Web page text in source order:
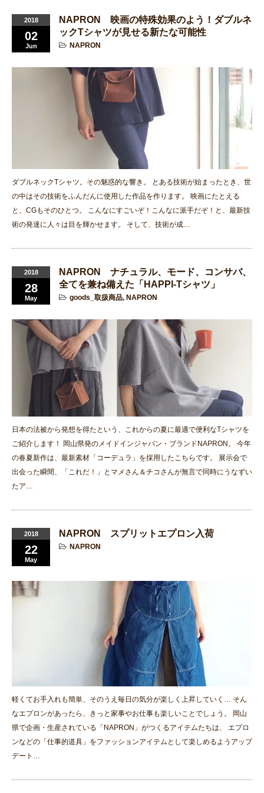
2018
02
Jun
NAPRON 映画の特殊効果のよう！ダブルネ
ックTシャツが見せる新たな可能性
NAPRON
ダブルネックTシャツ。その魅惑的な響き。 とある技術が始まったとき、世
の中はその技術をふんだんに使用した作品を作ります。 映画にたとえる
と、CGもそのひとつ。 こんなにすごいぞ！こんなに派手だぞ！と、最新技
術の発達に人々は目を輝かせます。 そして、技術が成…
2018
28
May
NAPRON ナチュラル、モード、コンサバ、
全てを兼ね備えた「HAPPI-Tシャツ」
goods_取扱商品, NAPRON
日本の法被から発想を得たという、これからの夏に最適で便利なTシャツを
ご紹介します！ 岡山県発のメイドインジャパン・ブランドNAPRON。 今年
の春夏新作は、最新素材「コーデュラ」を採用したこちらです。 展示会で
出会った瞬間、「これだ！」とマメさん＆チコさんが無言で同時にうなずい
たア…
2018
22
May
NAPRON スプリットエプロン入荷
NAPRON
軽くてお手入れも簡単、そのうえ毎日の気分が楽しく上昇していく… そん
なエプロンがあったら、きっと家事やお仕事も楽しいことでしょう。 岡山
県で企画・生産されている「NAPRON」がつくるアイテムたちは、 エプロ
ンなどの「仕事的道具」をファッションアイテムとして楽しめるようアップ
デート…